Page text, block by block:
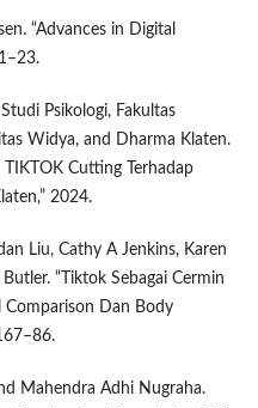
“Advances in Digital
Psikologi, Fakultas
Widya, and Dharma Klaten.
Cutting Terhadap
2024.
Liu, Cathy A Jenkins, Karen
“Tiktok Sebagai Cermin
Comparison Dan Body
Mahendra Adhi Nugraha.